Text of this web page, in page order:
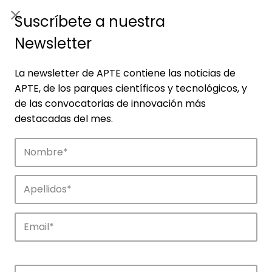
Agenda
Explora y descubre los eventos de APTE y
de sus parques científicos y
Suscríbete a nuestra
Newsletter
La newsletter de APTE contiene las noticias de
APTE, de los parques científicos y tecnológicos, y
de las convocatorias de innovación más
destacadas del mes.